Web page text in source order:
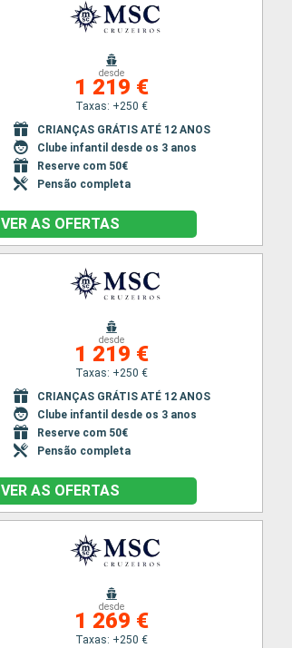
desde
1 219 €
Taxas: +250 €
CRIANÇAS GRÁTIS ATÉ 12 ANOS
Clube infantil desde os 3 anos
Reserve com 50€
Pensão completa
VER AS OFERTAS
desde
1 219 €
Taxas: +250 €
CRIANÇAS GRÁTIS ATÉ 12 ANOS
Clube infantil desde os 3 anos
Reserve com 50€
Pensão completa
VER AS OFERTAS
desde
1 269 €
Taxas: +250 €